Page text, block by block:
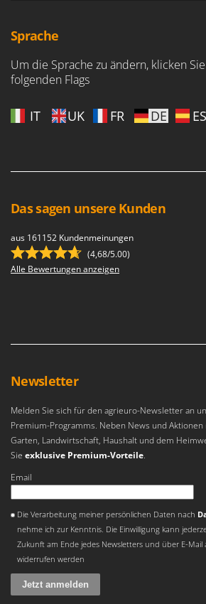
Sprache
Um die Sprache zu ändern, klicken
folgenden Flags
IT UK FR DE ES
Das sagen unsere Kunden
aus 161152 Kundenmeinungen
(4,68/5.00)
Alle Bewertungen anzeigen
Newsletter
Melden Sie sich für den agrieuro-Newsletter an
Premium-Programms. Neben News und
Garten, Landwirtschaft, Haushalt und dem
Sie exklusive Premium-Vorteile.
Email
Die Verarbeitung meiner persönlichen Daten nach
nehme ich zur Kenntnis. Die Einwilligung kann
Zukunft am Ende jedes Newsletters und über E-Mail
widerrufen werden